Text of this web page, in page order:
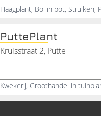
PuttePlant
Kruisstraat 2, Putte